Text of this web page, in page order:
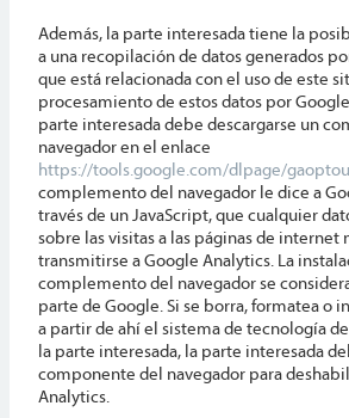
Además, la parte interesada tiene la
a una recopilación de datos generados
que está relacionada con el uso de este
procesamiento de estos datos por
parte interesada debe descargarse un
navegador en el enlace
https://tools.google.com/dlpage/
complemento del navegador le dice a
través de un JavaScript, que cualquier
sobre las visitas a las páginas de internet
transmitirse a Google Analytics. La
complemento del navegador se
parte de Google. Si se borra, formatea o
a partir de ahí el sistema de tecnología
la parte interesada, la parte interesada
componente del navegador para
Analytics.